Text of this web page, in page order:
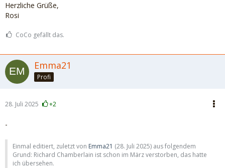
Herzliche Grüße,
Rosi
CoCo gefällt das.
Emma21
Profi
28. Juli 2025 +2
-
Einmal editiert, zuletzt von Emma21 (28. Juli 2025) aus folgendem
Grund: Richard Chamberlain ist schon im März verstorben, das hatte
ich übersehen.